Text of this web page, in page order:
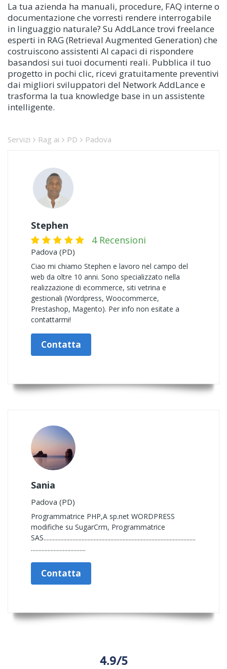
La tua azienda ha manuali, procedure, FAQ interne o
documentazione che vorresti rendere interrogabile
in linguaggio naturale? Su AddLance trovi freelance
esperti in RAG (Retrieval Augmented Generation) che
costruiscono assistenti AI capaci di rispondere
basandosi sui tuoi documenti reali. Pubblica il tuo
progetto in pochi clic, ricevi gratuitamente preventivi
dai migliori sviluppatori del Network AddLance e
trasforma la tua knowledge base in un assistente
intelligente.
Servizi Rag ai PD Padova
Stephen
4 Recensioni
Padova (PD)
Ciao mi chiamo Stephen e lavoro nel campo del
web da oltre 10 anni. Sono specializzato nella
realizzazione di ecommerce, siti vetrina e
gestionali (Wordpress, Woocommerce,
Prestashop, Magento). Per info non esitate a
contattarmi!
Contatta
Sania
Padova (PD)
Programmatrice PHP,A sp.net WORDPRESS
modifiche su SugarCrm, Programmatrice
SAS....................................................................................................
....................................
Contatta
4.9/5